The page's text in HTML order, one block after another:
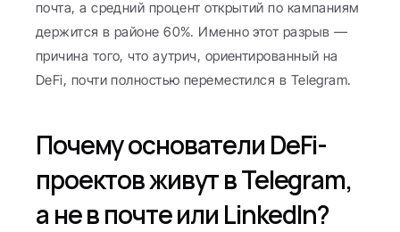
почта, а средний процент открытий по кампаниям
держится в районе 60%. Именно этот разрыв —
причина того, что аутрич, ориентированный на
DeFi, почти полностью переместился в Telegram.
Почему основатели DeFi-
проектов живут в Telegram,
а не в почте или LinkedIn?